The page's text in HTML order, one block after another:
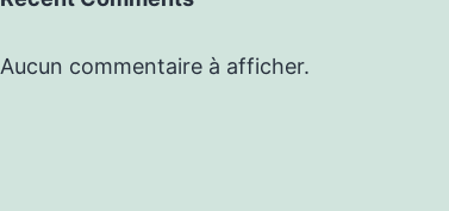
Aucun commentaire à afficher.